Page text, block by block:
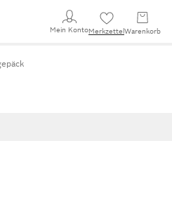
Mein KontoMerkzettel Warenkorb